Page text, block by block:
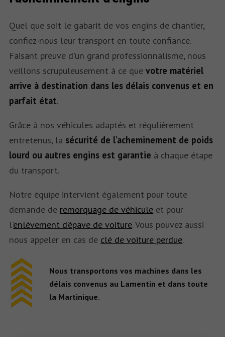
Quel que soit le gabarit de vos engins de chantier,
confiez-nous leur transport en toute confiance.
Faisant preuve d'un grand professionnalisme, nous
veillons scrupuleusement à ce quevotre matériel
arrive à destination dans les délais convenus et en
parfait état.
Grâce à nos véhicules adaptés et régulièrement
entretenus, la sécurité de l’acheminement de poids
lourd ou autres engins est garantie à chaque étape
du transport.
Notre équipe intervient également pour toute
demande de remorquage de véhicule et pour
l'enlèvement d’épave de voiture. Vous pouvez aussi
nous appeler en cas de clé de voiture perdue.
Nous transportons vos machines dans les
délais convenus au Lamentin et dans toute
la Martinique.